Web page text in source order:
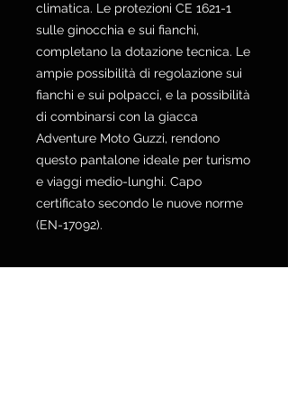
climatica. Le protezioni CE 1621-1
sulle ginocchia e sui fianchi,
completano la dotazione tecnica. Le
ampie possibilità di regolazione sui
fianchi e sui polpacci, e la possibilità
di combinarsi con la giacca
Adventure Moto Guzzi, rendono
questo pantalone ideale per turismo
e viaggi medio-lunghi. Capo
certificato secondo le nuove norme
(EN-17092).